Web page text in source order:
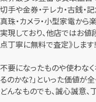
切手や金券・テレカ・古銭・
真珠・カメラ・小型家電から
実現しており、他店ではお値
点丁寧に無料で査定》します!
不要になったものや使わなく
るのかな?」といった価値が
どんなものでも、誠心誠意、